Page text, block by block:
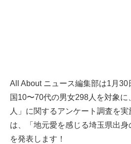
All About ニュース編集部は1月30
国10〜70代の男女298人を対象
人」に関するアンケート調査を
は、「地元愛を感じる埼玉県出
を発表します！